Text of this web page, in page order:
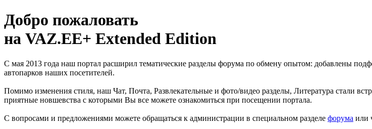
Добро пожаловать
на VAZ.EE+ Extended Edition
С мая 2013 года наш портал расширил тематические разделы форума по обмену опытом: добавлены
автопарков наших посетителей.
Помимо изменения стиля, наш Чат, Почта, Развлекательные и фото/видео разделы, Литература стали
приятные новшевства с которыми Вы все можете ознакомиться при посещении портала.
С вопросами и предложениями можете обращаться к администрации в специальном разделе форума или